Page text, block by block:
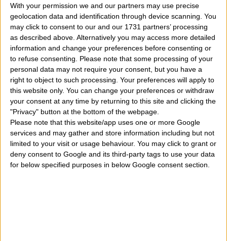
With your permission we and our partners may use precise
geolocation data and identification through device scanning. You
may click to consent to our and our 1731 partners’ processing
as described above. Alternatively you may access more detailed
information and change your preferences before consenting or
to refuse consenting.
Please note that some processing of your
personal data may not require your consent, but you have a
right to object to such processing. Your preferences will apply to
this website only. You can change your preferences or withdraw
your consent at any time by returning to this site and clicking the
"Privacy" button at the bottom of the webpage.
Please note that this website/app uses one or more Google
services and may gather and store information including but not
limited to your visit or usage behaviour. You may click to grant or
deny consent to Google and its third-party tags to use your data
for below specified purposes in below Google consent section.
primavera ed estate 2024 per il segno zodiacale
Sagittario parlando di amore, lavoro, denaro, fortuna
e forma fisica ma ricordando a tutti voi che queste
sono soltanto previsioni generali e che se volete
ottenere informazioni più dettagliate dovrete leggere
anche le previsioni per il vostro segno ascendente e
non soltanto per quello solare. Dunque leggete
entrambe le previsioni e poi fate un riassunto delle
informazioni che avete letto. Il calcolo del segno
ascendente è possibile eseguirlo facilmentequi. Buona
primavera ed estate a tutti voi.